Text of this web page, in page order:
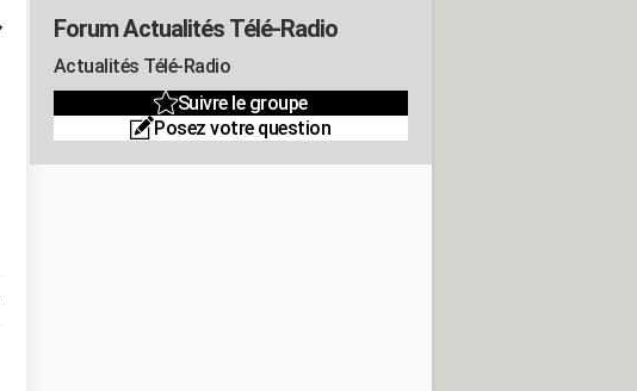
Forum Actualités Télé-Radio
Actualités Télé-Radio
Suivre le groupe
Posez votre question